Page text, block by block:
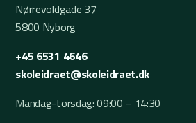
Nørrevoldgade 37
5800 Nyborg
+45 6531 4646
skoleidraet@skoleidraet.dk
Mandag-torsdag: 09:00 – 14:30